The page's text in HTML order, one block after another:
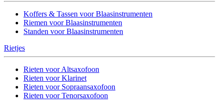
Koffers & Tassen voor Blaasinstrumenten
Riemen voor Blaasinstrumenten
Standen voor Blaasinstrumenten
Rietjes
Rieten voor Altsaxofoon
Rieten voor Klarinet
Rieten voor Sopraansaxofoon
Rieten voor Tenorsaxofoon